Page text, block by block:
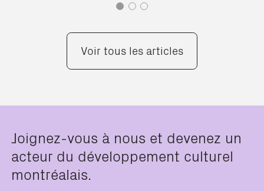
Voir tous les articles
Joignez-vous à nous et devenez un
acteur du développement culturel
montréalais.